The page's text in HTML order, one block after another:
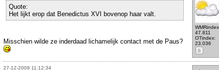
47.811
OTindex:
23.036
S
Quote:
Het lijkt erop dat Benedictus XVI bovenop haar valt.
Misschien wilde ze inderdaad lichamelijk contact met de Paus?
27-12-2009 11:12:34